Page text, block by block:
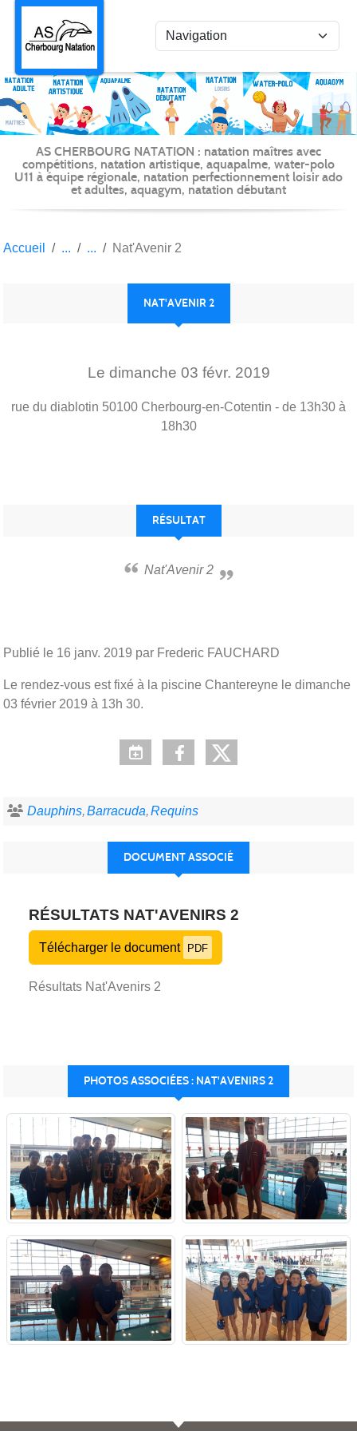
AS CHERBOURG NATATION : natation maîtres avec
compétitions, natation artistique, aquapalme, water-polo
U11 à équipe régionale, natation perfectionnement loisir ado
et adultes, aquagym, natation débutant
Accueil Nat'Avenir 2
NAT'AVENIR 2
Le dimanche 03 févr. 2019
rue du diablotin 50100 Cherbourg-en-Cotentin - de 13h30 à
18h30
RÉSULTAT
Nat'Avenir 2
Publié le 16 janv. 2019 par Frederic FAUCHARD
Le rendez-vous est fixé à la piscine Chantereyne le dimanche
03 février 2019 à 13h 30.
Dauphins Barracuda Requins
DOCUMENT ASSOCIÉ
RÉSULTATS NAT'AVENIRS 2
Télécharger le document PDF
Résultats Nat'Avenirs 2
PHOTOS ASSOCIÉES : NAT'AVENIRS 2
Panneau de gestion des cookies